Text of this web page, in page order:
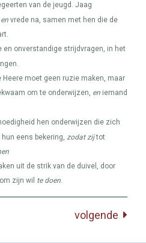
van de jeugd. Jaag
en vrede na, samen met hen die de
en onverstandige strijdvragen, in het
Heere moet geen ruzie maken, maar
om te onderwijzen, en iemand
hen onderwijzen die zich
eens bekering, zodat zijtot
uit de strik van de duivel, door
zijn wil te doen.
volgende